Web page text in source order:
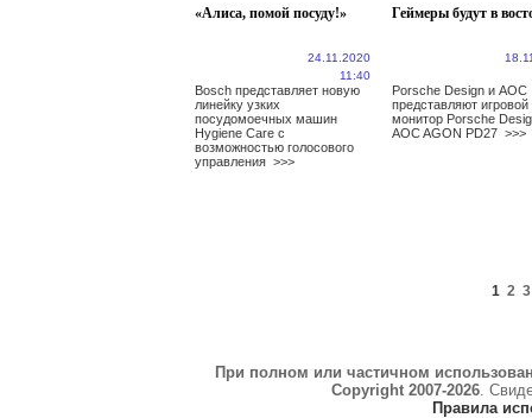
«Алиса, помой посуду!»
24.11.2020
11:40
Bosch представляет новую
линейку узких
посудомоечных машин
Hygiene Care с
возможностью голосового
управления >>>
Геймеры будут в
Porsche Design и AOC
представляют игровой
монитор Porsche
AOC AGON PD27 >>>
1 2 3
При полном или частичном
Copyright 2007-2026.
Правила